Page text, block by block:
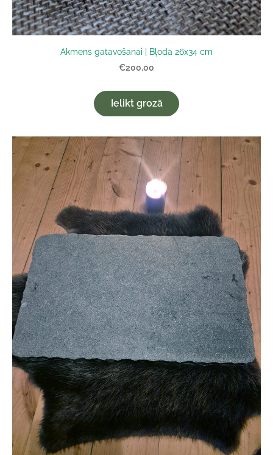
Akmens gatavošanai | Bļoda 26x34 cm
€200,00
Ielikt grozā